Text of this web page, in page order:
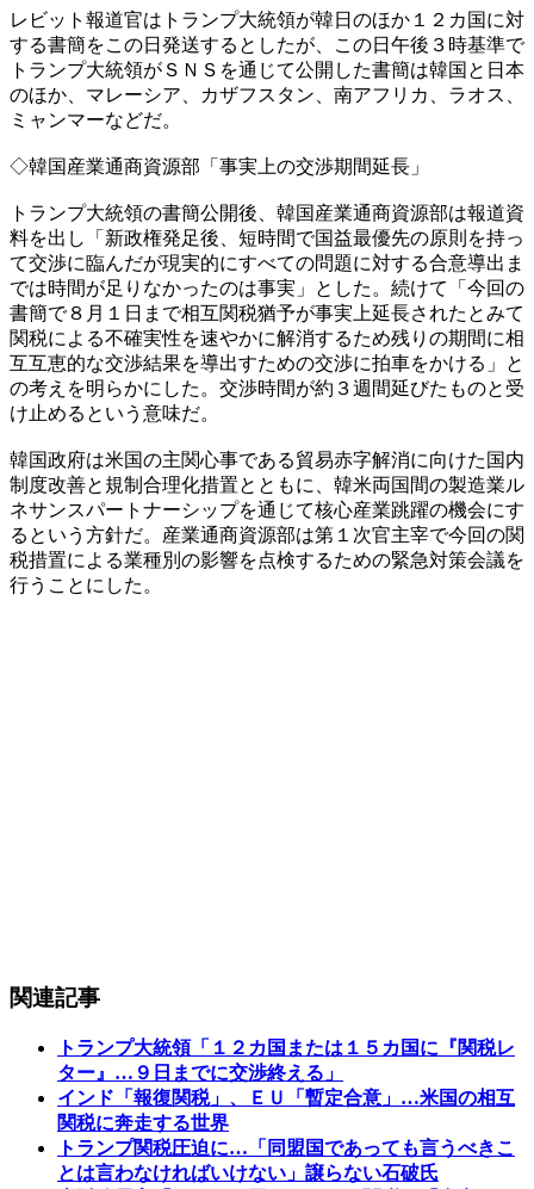
レビット報道官はトランプ大統領が韓日のほか１２カ国に対
する書簡をこの日発送するとしたが、この日午後３時基準で
トランプ大統領がＳＮＳを通じて公開した書簡は韓国と日本
のほか、マレーシア、カザフスタン、南アフリカ、ラオス、
ミャンマーなどだ。
◇韓国産業通商資源部「事実上の交渉期間延長」
トランプ大統領の書簡公開後、韓国産業通商資源部は報道資
料を出し「新政権発足後、短時間で国益最優先の原則を持っ
て交渉に臨んだが現実的にすべての問題に対する合意導出ま
では時間が足りなかったのは事実」とした。続けて「今回の
書簡で８月１日まで相互関税猶予が事実上延長されたとみて
関税による不確実性を速やかに解消するため残りの期間に相
互互恵的な交渉結果を導出すための交渉に拍車をかける」と
の考えを明らかにした。交渉時間が約３週間延びたものと受
け止めるという意味だ。
韓国政府は米国の主関心事である貿易赤字解消に向けた国内
制度改善と規制合理化措置とともに、韓米両国間の製造業ル
ネサンスパートナーシップを通じて核心産業跳躍の機会にす
るという方針だ。産業通商資源部は第１次官主宰で今回の関
税措置による業種別の影響を点検するための緊急対策会議を
行うことにした。
関連記事
トランプ大統領「１２カ国または１５カ国に『関税レ
ター』…９日までに交渉終える」
インド「報復関税」、ＥＵ「暫定合意」…米国の相互
関税に奔走する世界
トランプ関税圧迫に…「同盟国であっても言うべきこ
とは言わなければいけない」譲らない石破氏